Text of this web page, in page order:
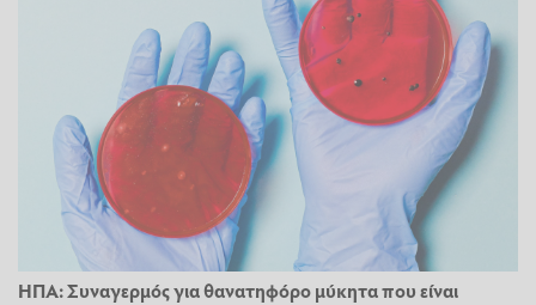
ΗΠΑ: Συναγερμός για θανατηφόρο μύκητα που είναι